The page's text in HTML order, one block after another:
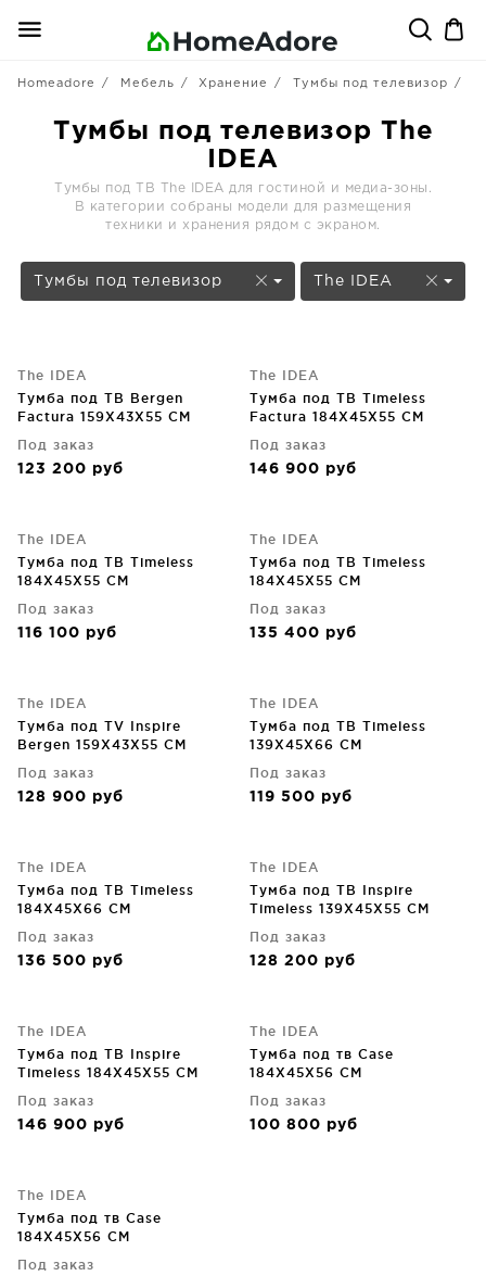
Homeadore Мебель Хранение Тумбы под телевизор
Тумбы под телевизор The
IDEA
Тумбы под ТВ The IDEA для гостиной и медиа-зоны.
В категории собраны модели для размещения
техники и хранения рядом с экраном.
Тумбы под телевизор The IDEA
The IDEA
Тумба под ТВ Bergen
Factura 159X43X55 CM
Под заказ
123 200 руб
The IDEA
Тумба под ТВ Timeless
Factura 184X45X55 CM
Под заказ
146 900 руб
The IDEA
Тумба под ТВ Timeless
184X45X55 CM
Под заказ
116 100 руб
The IDEA
Тумба под ТВ Timeless
184X45X55 CM
Под заказ
135 400 руб
The IDEA
Тумба под TV Inspire
Bergen 159X43X55 CM
Под заказ
128 900 руб
The IDEA
Тумба под ТВ Timeless
139X45X66 CM
Под заказ
119 500 руб
The IDEA
Тумба под ТВ Timeless
184X45X66 CM
Под заказ
136 500 руб
The IDEA
Тумба под ТВ Inspire
Timeless 139X45X55 CM
Под заказ
128 200 руб
The IDEA
Тумба под ТВ Inspire
Timeless 184X45X55 CM
Под заказ
146 900 руб
The IDEA
Тумба под тв Case
184X45X56 CM
Под заказ
100 800 руб
The IDEA
Тумба под тв Case
184X45X56 CM
Под заказ